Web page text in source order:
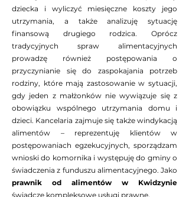
dziecka i wyliczyć miesięczne koszty jego
utrzymania, a także analizuję sytuację
finansową drugiego rodzica. Oprócz
tradycyjnych spraw alimentacyjnych
prowadzę również postępowania o
przyczynianie się do zaspokajania potrzeb
rodziny, które mają zastosowanie w sytuacji,
gdy jeden z małżonków nie wywiązuje się z
obowiązku wspólnego utrzymania domu i
dzieci. Kancelaria zajmuje się także windykacją
alimentów – reprezentuję klientów w
postępowaniach egzekucyjnych, sporządzam
wnioski do komornika i występuję do gminy o
świadczenia z funduszu alimentacyjnego. Jako
prawnik od alimentów w Kwidzynie
świadczę kompleksowe usługi prawne.